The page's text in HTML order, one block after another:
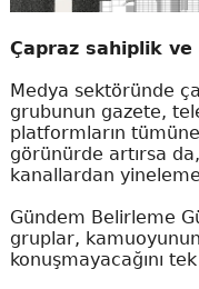
Çapraz sahiplik ve
Medya sektöründe
grubunun gazete,
platformların
görünürde artırsa
kanallardan
Gündem Belirleme
gruplar,
konuşmayacağını